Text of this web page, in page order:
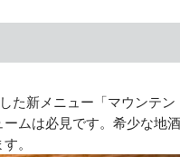
た新メニュー「マウンテン
ムは必見です。希少な地酒
。